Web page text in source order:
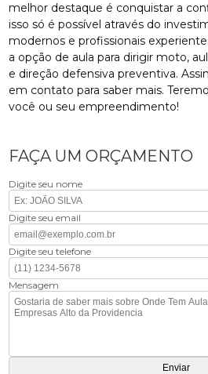
melhor destaque é conquistar a
isso só é possível através do
modernos e profissionais
a opção de aula para dirigir moto,
e direção defensiva preventiva.
em contato para saber mais.
você ou seu empreendimento!
FAÇA UM ORÇAMENTO
Digite seu nome
Digite seu email
Digite seu telefone
Mensagem